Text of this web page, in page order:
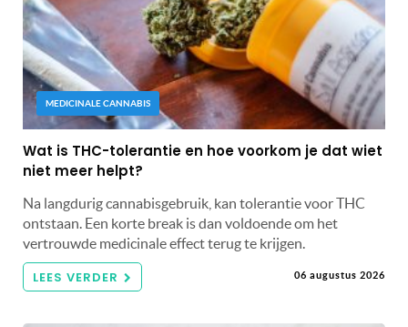
MEDICINALE CANNABIS
Wat is THC-tolerantie en hoe voorkom je dat wiet
niet meer helpt?
Na langdurig cannabisgebruik, kan tolerantie voor THC
ontstaan. Een korte break is dan voldoende om het
vertrouwde medicinale effect terug te krijgen.
LEES VERDER 06 augustus 2026